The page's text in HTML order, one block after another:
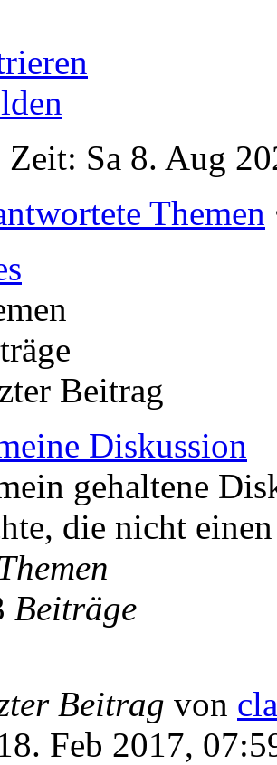
Sa 8. Aug
Themen
Beitrag
Diskussion
gehaltene
die nicht
Beiträge
Beitrag von
Feb 2017,